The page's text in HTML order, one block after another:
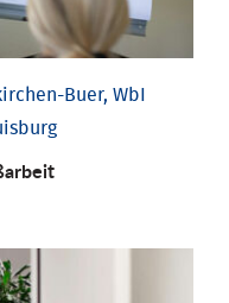
Buer, WbI